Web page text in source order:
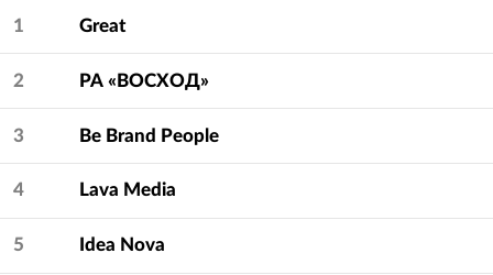
Для подбора подрядчика используйте фильтры
— услугу и сферу.
1 Great
2 РА «ВОСХОД»
3 Be Brand People
4 Lava Media
5 Idea Nova